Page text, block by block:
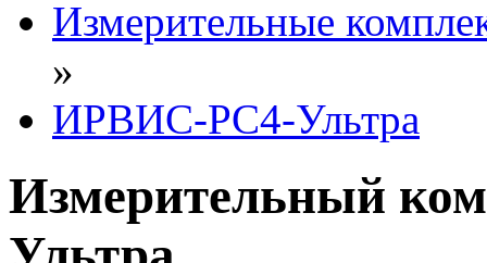
Измерительные
»
ИРВИС-РС4-Ультра
Измерительный